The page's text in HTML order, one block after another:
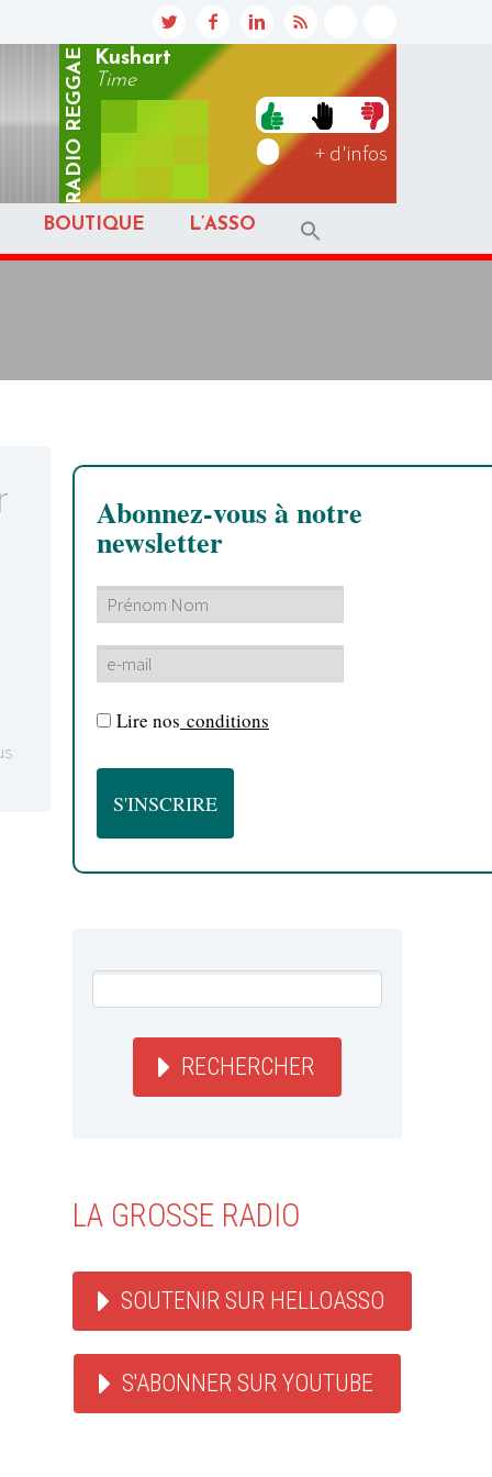
RADIO
REGGAE
Kushart
Time
+ d'infos
BOUTIQUE L’ASSO
Abonnez-vous à notre
newsletter
Lire nos conditions
RECHERCHER
LA GROSSE RADIO
SOUTENIR SUR HELLOASSO
S'ABONNER SUR YOUTUBE